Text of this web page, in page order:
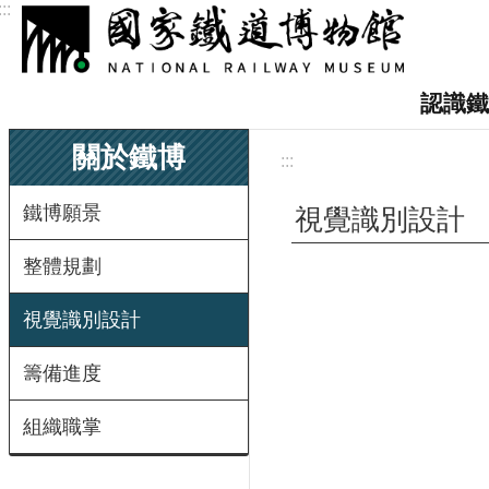
跳到主要內容區塊
認識
關於鐵博
鐵博願景
整體規劃
視覺識別設計
籌備進度
組織職掌
:::
視覺識別設計